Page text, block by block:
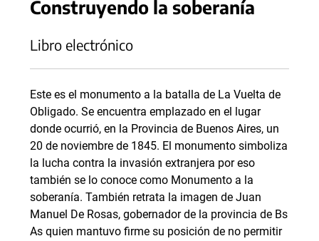
Construyendo la soberanía
Libro electrónico
Este es el monumento a la batalla de La Vuelta de
Obligado. Se encuentra emplazado en el lugar
donde ocurrió, en la Provincia de Buenos Aires, un
20 de noviembre de 1845. El monumento simboliza
la lucha contra la invasión extranjera por eso
también se lo conoce como Monumento a la
soberanía. También retrata la imagen de Juan
Manuel De Rosas, gobernador de la provincia de Bs
As quien mantuvo firme su posición de no permitir